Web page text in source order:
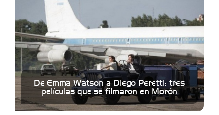
De Emma Watson a Diego Peretti: tres
películas que se filmaron en Morón